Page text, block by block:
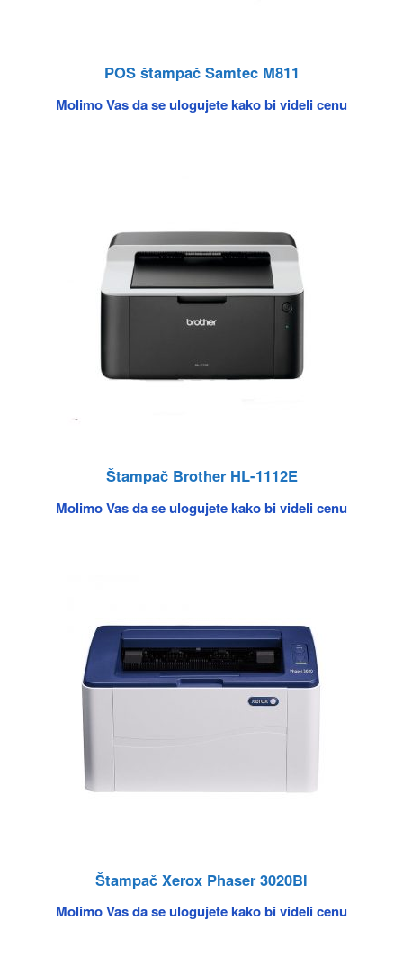
POS štampač Samtec M811
Molimo Vas da se ulogujete kako bi videli cenu
Štampač Brother HL-1112E
Molimo Vas da se ulogujete kako bi videli cenu
Štampač Xerox Phaser 3020BI
Molimo Vas da se ulogujete kako bi videli cenu